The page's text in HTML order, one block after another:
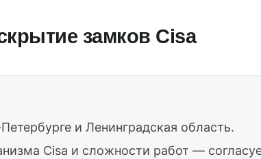
замков Cisa
и Ленинградская область.
Cisa и сложности работ —